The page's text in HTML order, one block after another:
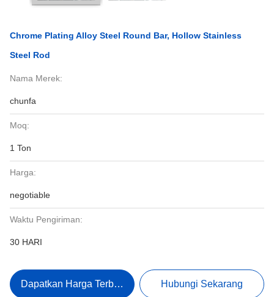
Chrome Plating Alloy Steel Round Bar, Hollow Stainless
Steel Rod
Nama Merek:
chunfa
Moq:
1 Ton
Harga:
negotiable
Waktu Pengiriman:
30 HARI
Dapatkan Harga Terbaik Hubungi Sekarang